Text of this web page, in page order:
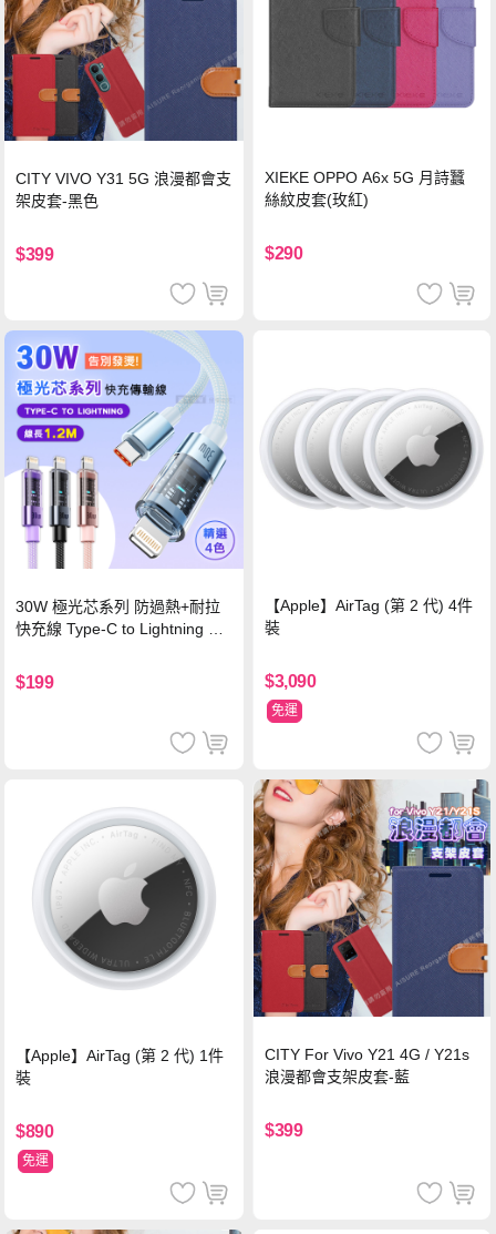
CITY VIVO Y31 5G 浪漫都會支
架皮套-黑色
$399
XIEKE OPPO A6x 5G 月詩蠶
絲紋皮套(玫紅)
$290
30W 極光芯系列 防過熱+耐拉
快充線 Type-C to Lightning 傳
$199
【Apple】AirTag (第 2 代) 4件
裝
$3,090
免運
【Apple】AirTag (第 2 代) 1件
裝
$890
免運
CITY For Vivo Y21 4G / Y21s
浪漫都會支架皮套-藍
$399